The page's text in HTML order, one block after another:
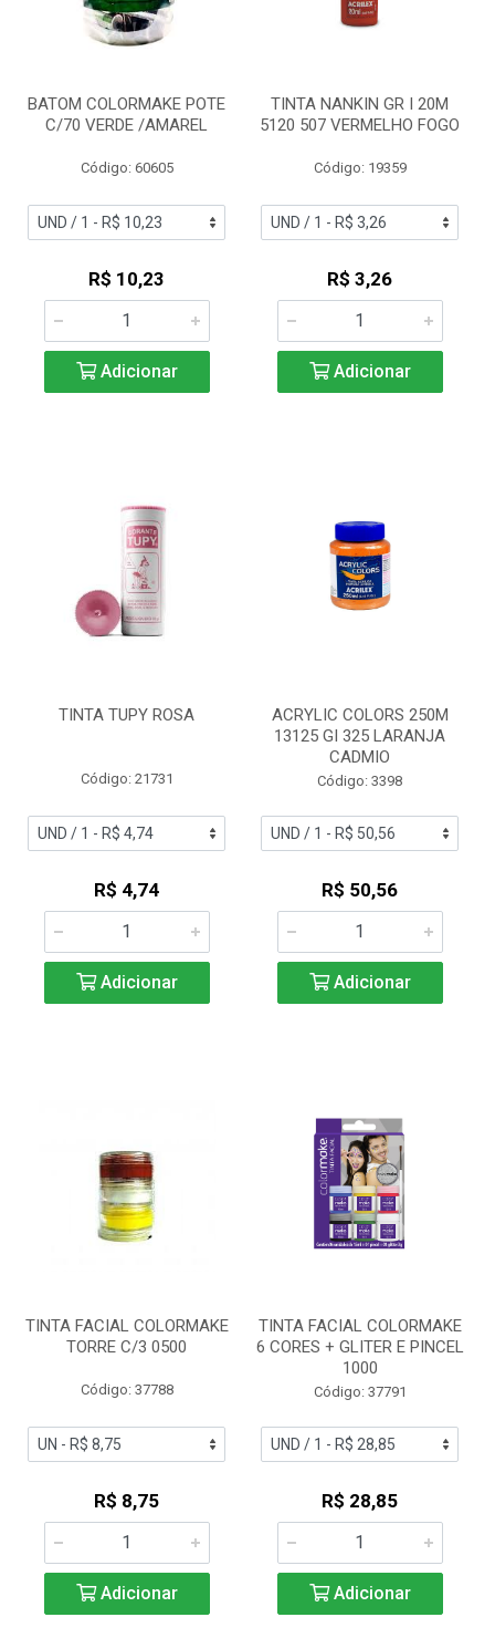
BATOM COLORMAKE POTE
C/70 VERDE /AMAREL
Código: 60605
R$ 10,23
Adicionar
TINTA NANKIN GR I 20M
5120 507 VERMELHO FOGO
Código: 19359
R$ 3,26
Adicionar
TINTA TUPY ROSA
Código: 21731
R$ 4,74
Adicionar
ACRYLIC COLORS 250M
13125 GI 325 LARANJA
CADMIO
Código: 3398
R$ 50,56
Adicionar
TINTA FACIAL COLORMAKE
TORRE C/3 0500
Código: 37788
R$ 8,75
Adicionar
TINTA FACIAL COLORMAKE
6 CORES + GLITER E PINCEL
1000
Código: 37791
R$ 28,85
Adicionar